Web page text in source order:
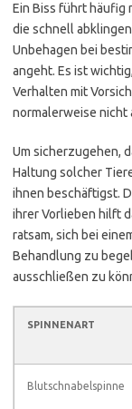
Ein Biss führt häufig
die schnell
Unbehagen bei
angeht. Es ist
Verhalten mit
normalerweise
Um sicherzugehen,
Haltung solcher
ihnen beschäftigst.
ihrer Vorlieben hilft
ratsam, sich bei
Behandlung zu
ausschließen zu
SPINNENART
Blutschnabelspinne